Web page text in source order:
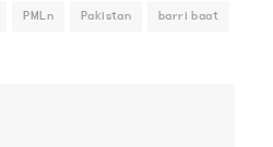
barri baat
Pakistan
PMLn